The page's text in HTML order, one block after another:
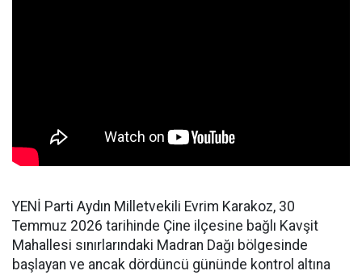
YENİ Parti Aydın Milletvekili Evrim Karakoz, 30
Temmuz 2026 tarihinde Çine ilçesine bağlı Kavşit
Mahallesi sınırlarındaki Madran Dağı bölgesinde
başlayan ve ancak dördüncü gününde kontrol altına